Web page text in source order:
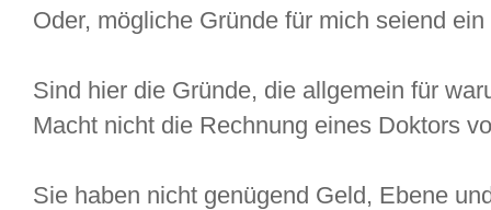
Oder, mögliche Gründe für mich seiend
Sind hier die Gründe, die allgemein für
Macht nicht die Rechnung eines Doktors
Sie haben nicht genügend Geld, Ebene